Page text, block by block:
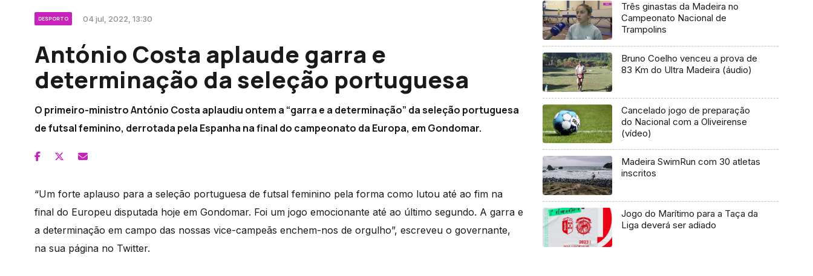
DESPORTO 04 jul, 2022, 13:30
António Costa aplaude garra e
determinação da seleção portuguesa
O primeiro-ministro António Costa aplaudiu ontem a “garra e a determinação” da seleção portuguesa
de futsal feminino, derrotada pela Espanha na final do campeonato da Europa, em Gondomar.
“Um forte aplauso para a seleção portuguesa de futsal feminino pela forma como lutou até ao fim na
final do Europeu disputada hoje em Gondomar. Foi um jogo emocionante até ao último segundo. A garra e
a determinação em campo das nossas vice-campeãs enchem-nos de orgulho”, escreveu o governante,
na sua página no Twitter.
Três ginastas da Madeira no
Campeonato Nacional de
Trampolins
Bruno Coelho venceu a prova de
83 Km do Ultra Madeira (áudio)
Cancelado jogo de preparação
do Nacional com a Oliveirense
(vídeo)
Madeira SwimRun com 30 atletas
inscritos
Jogo do Marítimo para a Taça da
Liga deverá ser adiado